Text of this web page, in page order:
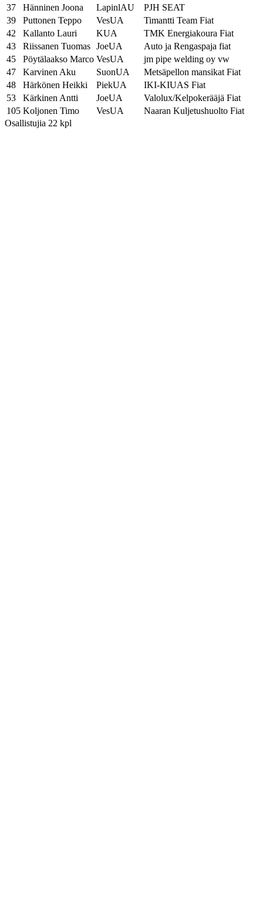
37
Hänninen Joona LapinlAU
PJH SEAT
39
Puttonen Teppo VesUA
Timantti Team Fiat
42
Kallanto Lauri KUA
TMK Energiakoura Fiat
43
Riissanen Tuomas JoeUA
Auto ja Rengaspaja fiat
45
Pöytälaakso Marco VesUA
jm pipe welding oy vw
47
Karvinen Aku SuonUA
Metsäpellon mansikat Fiat
48
Härkönen Heikki PiekUA
IKI-KIUAS Fiat
53
Kärkinen Antti JoeUA
Valolux/Kelpokerääjä Fiat
105 Koljonen Timo VesUA
Naaran Kuljetushuolto Fiat
Osallistujia 22 kpl